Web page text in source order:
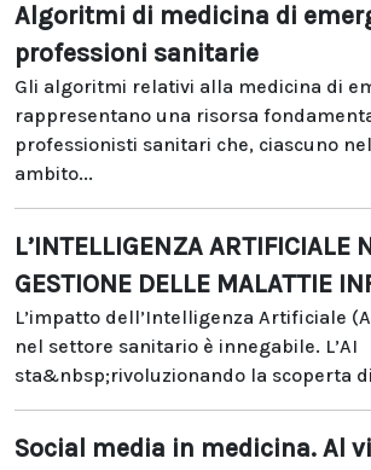
Algoritmi di medicina di
professioni sanitarie
Gli algoritmi relativi alla medicina di
rappresentano una risorsa
professionisti sanitari che, ciascuno
ambito...
L’INTELLIGENZA ARTIFICIALE
GESTIONE DELLE MALATTIE
L’impatto dell’Intelligenza Artificiale
nel settore sanitario è innegabile. L’AI
sta&nbsp;rivoluzionando la scoperta
Social media in medicina. Al